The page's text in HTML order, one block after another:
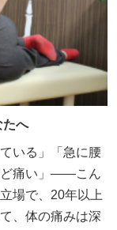
たへ
いる」「急に腰
ど痛い」――こん
場で、20年以上
、体の痛みは深